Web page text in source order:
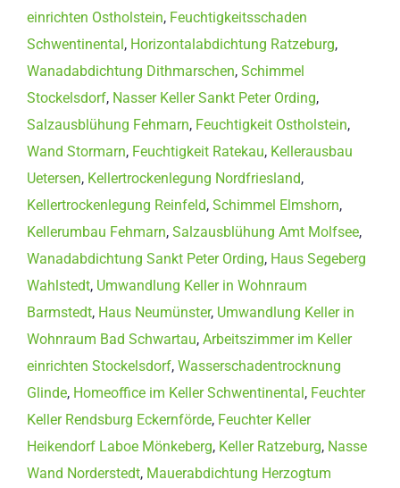
einrichten Ostholstein, Feuchtigkeitsschaden
Schwentinental, Horizontalabdichtung Ratzeburg,
Wanadabdichtung Dithmarschen, Schimmel
Stockelsdorf, Nasser Keller Sankt Peter Ording,
Salzausblühung Fehmarn, Feuchtigkeit Ostholstein,
Wand Stormarn, Feuchtigkeit Ratekau, Kellerausbau
Uetersen, Kellertrockenlegung Nordfriesland,
Kellertrockenlegung Reinfeld, Schimmel Elmshorn,
Kellerumbau Fehmarn, Salzausblühung Amt Molfsee,
Wanadabdichtung Sankt Peter Ording, Haus Segeberg
Wahlstedt, Umwandlung Keller in Wohnraum
Barmstedt, Haus Neumünster, Umwandlung Keller in
Wohnraum Bad Schwartau, Arbeitszimmer im Keller
einrichten Stockelsdorf, Wasserschadentrocknung
Glinde, Homeoffice im Keller Schwentinental, Feuchter
Keller Rendsburg Eckernförde, Feuchter Keller
Heikendorf Laboe Mönkeberg, Keller Ratzeburg, Nasse
Wand Norderstedt, Mauerabdichtung Herzogtum